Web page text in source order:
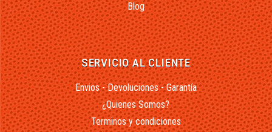
Blog
SERVICIO AL CLIENTE
Envios - Devoluciones - Garantía
¿Quienes Somos?
Terminos y condiciones